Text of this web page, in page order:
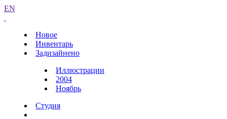
EN
Новое
Инвентарь
Задизайнено
Иллюстрации
2004
Ноябрь
Студия